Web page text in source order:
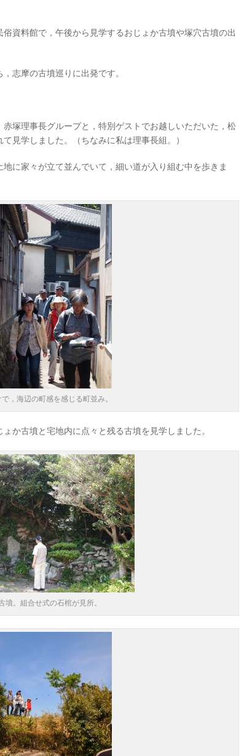
資料館で，午後から見学するおじょか古墳や塚穴古墳の出
志摩の古墳巡りに出発です。
塚理事長グループと，特別ゲストでお越しいただいた，松
見学しました。（ちなみに私は理事長組。）
に家々が立て並んでいて，細い道が入り組む中を歩きま
，海辺の町感を感じる町並み。
か古墳と宅地内に点々と残る古墳を見学しました。
墳。組合せ式の石棺が見所。